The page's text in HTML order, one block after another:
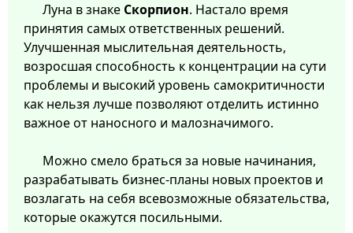
Луна в знаке Скорпион. Настало время
принятия самых ответственных решений.
Улучшенная мыслительная деятельность,
возросшая способность к концентрации на сути
проблемы и высокий уровень самокритичности
как нельзя лучше позволяют отделить истинно
важное от наносного и малозначимого.
Можно смело браться за новые начинания,
разрабатывать бизнес-планы новых проектов и
возлагать на себя всевозможные обязательства,
которые окажутся посильными.